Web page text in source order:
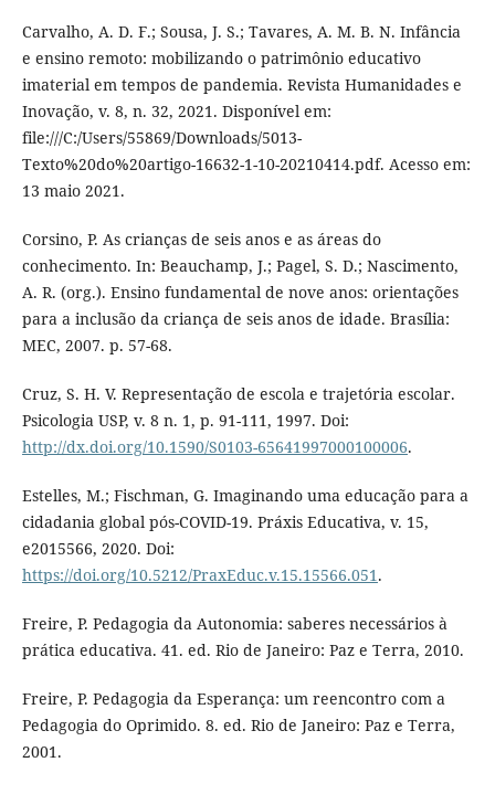
Carvalho, A. D. F.; Sousa, J. S.; Tavares, A. M. B. N. Infância
e ensino remoto: mobilizando o patrimônio educativo
imaterial em tempos de pandemia. Revista Humanidades e
Inovação, v. 8, n. 32, 2021. Disponível em:
file:///C:/Users/55869/Downloads/5013-
Texto%20do%20artigo-16632-1-10-20210414.pdf. Acesso em:
13 maio 2021.
Corsino, P. As crianças de seis anos e as áreas do
conhecimento. In: Beauchamp, J.; Pagel, S. D.; Nascimento,
A. R. (org.). Ensino fundamental de nove anos: orientações
para a inclusão da criança de seis anos de idade. Brasília:
MEC, 2007. p. 57-68.
Cruz, S. H. V. Representação de escola e trajetória escolar.
Psicologia USP, v. 8 n. 1, p. 91-111, 1997. Doi:
http://dx.doi.org/10.1590/S0103-65641997000100006.
Estelles, M.; Fischman, G. Imaginando uma educação para a
cidadania global pós-COVID-19. Práxis Educativa, v. 15,
e2015566, 2020. Doi:
https://doi.org/10.5212/PraxEduc.v.15.15566.051 .
Freire, P. Pedagogia da Autonomia: saberes necessários à
prática educativa. 41. ed. Rio de Janeiro: Paz e Terra, 2010.
Freire, P. Pedagogia da Esperança: um reencontro com a
Pedagogia do Oprimido. 8. ed. Rio de Janeiro: Paz e Terra,
2001.